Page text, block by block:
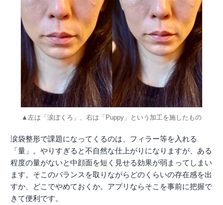
▲左は「涙ぼくろ」、右は「Puppy」という加工を施したもの
涙袋整形で課題になってくるのは、フィラー等を入れる
「量」。やりすぎると不自然な仕上がりになりますが、ある
程度の量がないと中顔面を短く見せる効果が弱まってしまい
ます。そこのバランスを取りながらどのくらいの存在感を出
すか、どこでやめておくか。アプリならそこを事前に把握で
きて便利です。